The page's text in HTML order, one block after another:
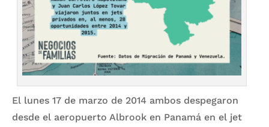
El lunes 17 de marzo de 2014 ambos despegaron
desde el aeropuerto Albrook en Panamá en el jet